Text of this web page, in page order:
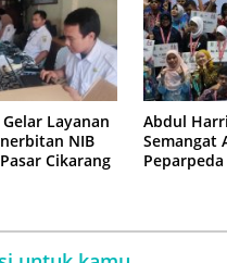
Layanan
NIB
Cikarang
Abdul
Semangat